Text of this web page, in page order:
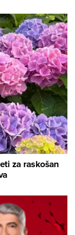
za raskošan